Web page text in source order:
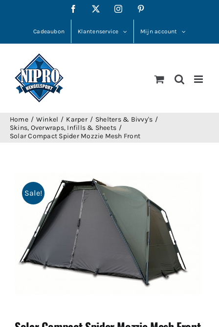
Facebook Instagram
Cadeaubon Klantenservice Mijn account
Home Winkel Karper
Shelters & Bivvy's
Skins, Overwraps, Infills & Sheets
Solar Compact Spider Mozzie Mesh Front
Sale!